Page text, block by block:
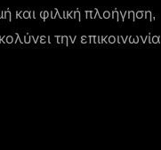
και φιλική πλοήγηση,
την επικοινωνία